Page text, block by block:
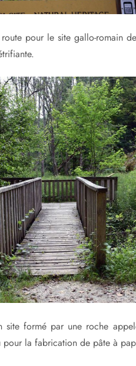
pour le site gallo-romain
site formé par une roche
la fabrication de pâte à